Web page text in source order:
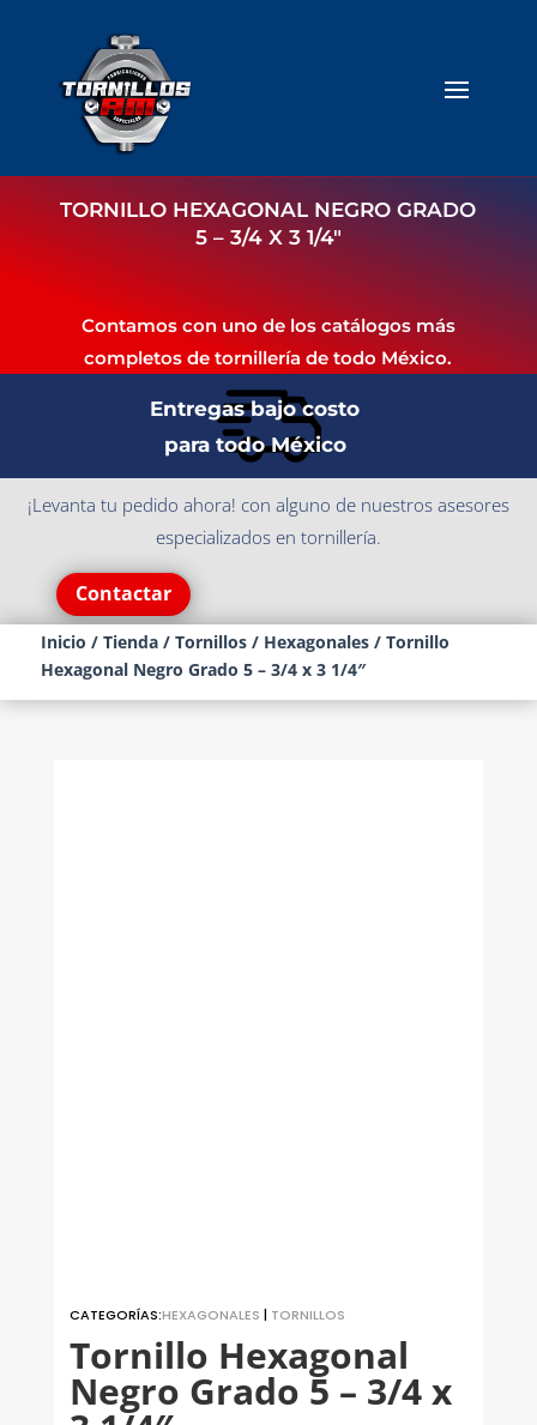
TORNILLO HEXAGONAL NEGRO GRADO
5 – 3/4 X 3 1/4″
Contamos con uno de los catálogos más
completos de tornillería de todo México.
Entregas bajo costo
para todo México
¡Levanta tu pedido ahora! con alguno de nuestros asesores
especializados en tornillería.
Contactar
Inicio / Tienda/ Tornillos/ Hexagonales/ Tornillo
Hexagonal Negro Grado 5 – 3/4 x 3 1/4″
CATEGORÍAS:HEXAGONALES | TORNILLOS
Tornillo Hexagonal
Negro Grado 5 – 3/4 x